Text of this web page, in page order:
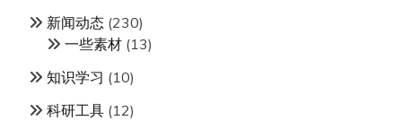
新闻动态 (230)
一些素材 (13)
知识学习 (10)
科研工具 (12)